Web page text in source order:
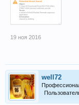
19 ноя 2016
well72